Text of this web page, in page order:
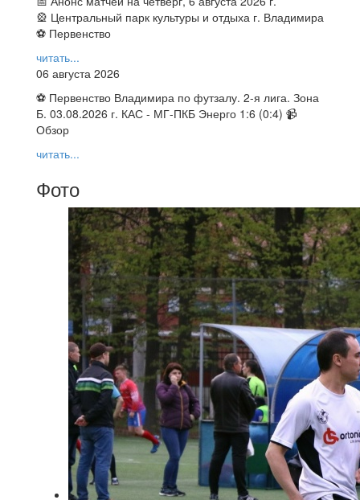
🎡 Центральный парк культуры и отдыха г. Владимира
⚽ Первенство
читать...
06 августа 2026
⚽ Первенство Владимира по футзалу. 2-я лига. Зона
Б. 03.08.2026 г. КАС - МГ-ПКБ Энерго 1:6 (0:4) 📹
Обзор
читать...
Фото